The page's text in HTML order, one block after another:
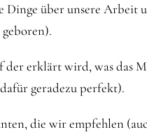
Dinge über unsere Arbeit
der erklärt wird, was das
geradezu perfekt).
die wir empfehlen